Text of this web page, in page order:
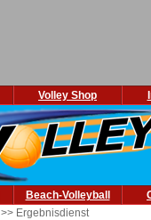
Volley Shop
Beach-Volleyball
>> Ergebnisdienst